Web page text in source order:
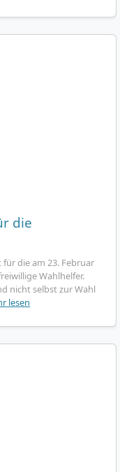
die
die am 23. Februar
Wahlhelfer.
nicht selbst zur Wahl
lesen